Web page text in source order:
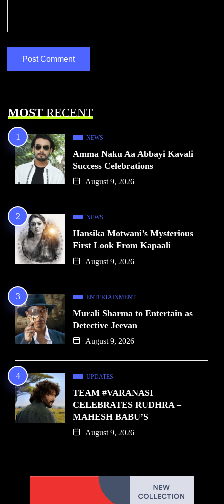
MOSTRECENT
NEWS
Amma Naku Aa Abbayi Kavali
Success Celebrations
August 9, 2026
NEWS
Hansika Motwani’s Mysterious
First Look From Kapaali
August 9, 2026
ENTERTAINMENT
Murali Sharma to Entertain as
Detective Jeevan
August 9, 2026
UPDATES
TEAM #VARANASI
CELEBRATES RUDHRA –
MAHESH BABU’S
August 9, 2026